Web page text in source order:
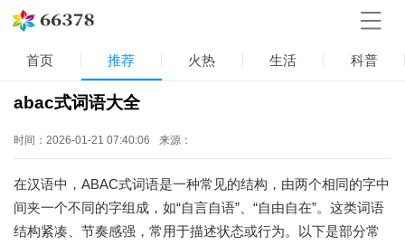
首页 推荐 火热 生活 科普
abac式词语大全
时间：2026-01-21 07:40:06 来源：
在汉语中，ABAC式词语是一种常见的结构，由两个相同的字中
间夹一个不同的字组成，如“自言自语”、“自由自在”。这类词语
结构紧凑、节奏感强，常用于描述状态或行为。以下是部分常